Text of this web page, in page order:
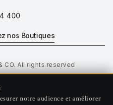
notre audience et améliorer
400
nos Boutiques
CO. All rights reserved